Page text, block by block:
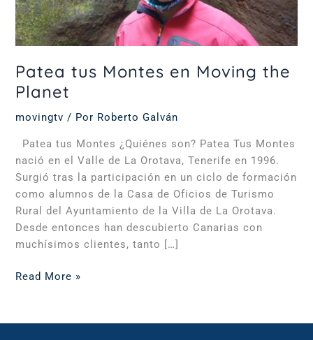
Patea tus Montes en Moving the
Planet
movingtv / Por Roberto Galván
Patea tus Montes ¿Quiénes son? Patea Tus Montes
nació en el Valle de La Orotava, Tenerife en 1996.
Surgió tras la participación en un ciclo de formación
como alumnos de la Casa de Oficios de Turismo
Rural del Ayuntamiento de la Villa de La Orotava.
Desde entonces han descubierto Canarias con
muchísimos clientes, tanto […]
Read More »